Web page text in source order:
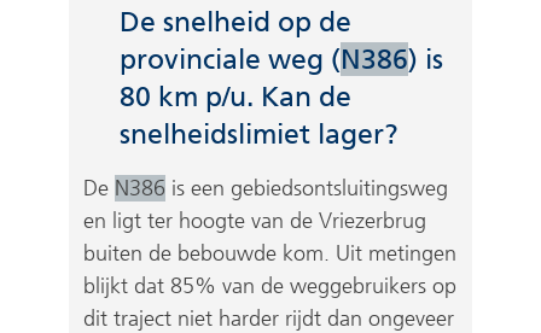
)
r
e
w
e
s
i
t
e
)
De snelheid op de
provinciale weg (N386) is
80 km p/u. Kan de
snelheidslimiet lager?
De N386 is een gebiedsontsluitingsweg
en ligt ter hoogte van de Vriezerbrug
buiten de bebouwde kom. Uit metingen
blijkt dat 85% van de weggebruikers op
dit traject niet harder rijdt dan ongeveer